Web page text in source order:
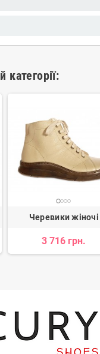
категорії:
Черевики жіночі
3 716 грн.